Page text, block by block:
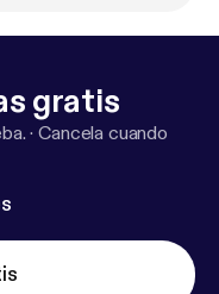
gratis
·Cancela cuando